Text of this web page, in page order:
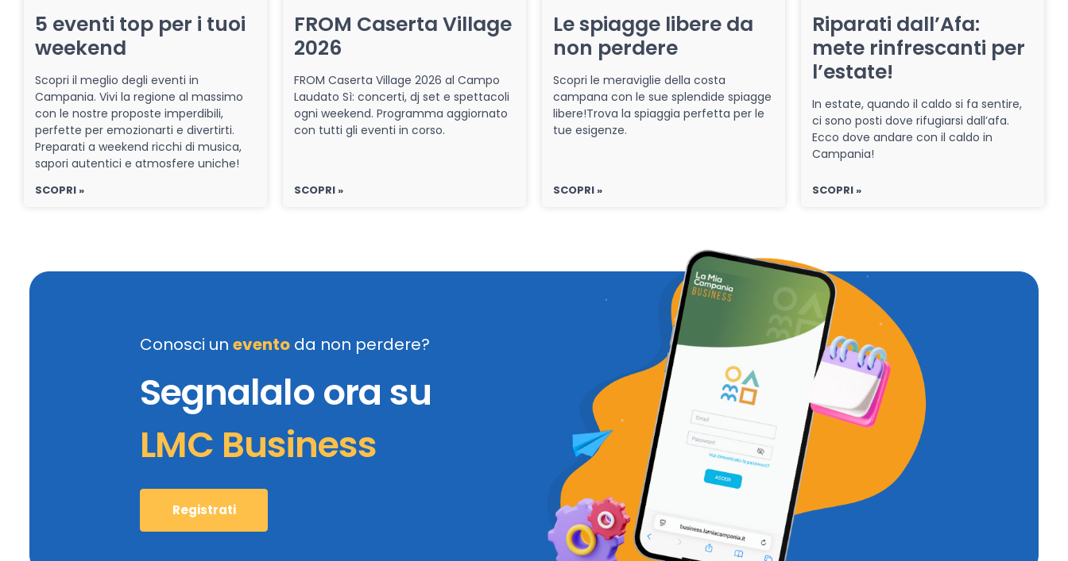
5 eventi top per i tuoi
weekend
Scopri il meglio degli eventi in
Campania. Vivi la regione al massimo
con le nostre proposte imperdibili,
perfette per emozionarti e divertirti.
Preparati a weekend ricchi di musica,
sapori autentici e atmosfere uniche!
SCOPRI »
FROM Caserta Village
2026
FROM Caserta Village 2026 al Campo
Laudato Sì: concerti, dj set e spettacoli
ogni weekend. Programma aggiornato
con tutti gli eventi in corso.
SCOPRI »
Le spiagge libere da
non perdere
Scopri le meraviglie della costa
campana con le sue splendide spiagge
libere!Trova la spiaggia perfetta per le
tue esigenze.
SCOPRI »
Riparati dall’Afa:
mete rinfrescanti per
l’estate!
In estate, quando il caldo si fa sentire,
ci sono posti dove rifugiarsi dall’afa.
Ecco dove andare con il caldo in
Campania!
SCOPRI »
Conosci un evento da non perdere?
Segnalalo ora su
LMC Business
Registrati